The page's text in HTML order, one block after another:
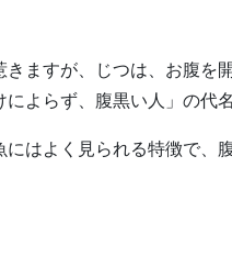
ますが、じつは、お腹を
よらず、腹黒い人」の代
はよく見られる特徴で、